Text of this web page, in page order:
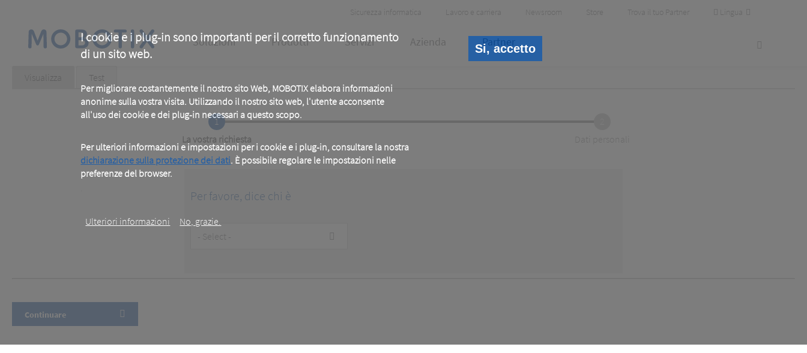
I cookie e i plug-in sono importanti per il corretto funzionamento
di un sito web.
Per migliorare costantemente il nostro sito Web, MOBOTIX elabora informazioni
anonime sulla vostra visita. Utilizzando il nostro sito web, l'utente acconsente
all'uso dei cookie e dei plug-in necessari a questo scopo.
Per ulteriori informazioni e impostazioni per i cookie e i plug-in, consultare la nostra
dichiarazione sulla protezione dei dati. È possibile regolare le impostazioni nelle
preferenze del browser.
Ulteriori informazioni No, grazie.
Si, accetto
content
Header
Meta
Sicurezza informatica Lavoro e carriera Newsroom Store Trova il tuo Partner Lingua
Main
Soluzioni Prodotti Servizi Azienda Partner
Primary
Visualizza Test
1
Current
La vostra richiesta
Per favore, dice chi è
Customer
Type